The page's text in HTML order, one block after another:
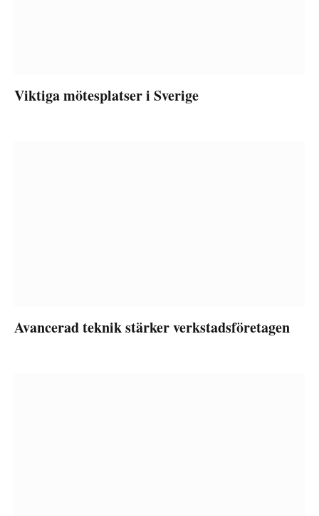
Viktiga mötesplatser i Sverige
Avancerad teknik stärker verkstadsföretagen